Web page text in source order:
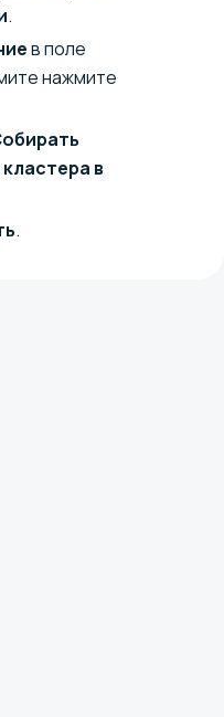
.
в поле
нажмите
в
.